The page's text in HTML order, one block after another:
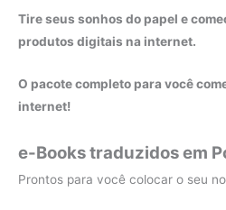
Tire seus sonhos do papel e
produtos digitais na internet.
O pacote completo para você
internet!
e-Books traduzidos em
Prontos para você colocar o seu